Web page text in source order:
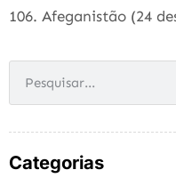
106. Afeganistão (24
Categorias